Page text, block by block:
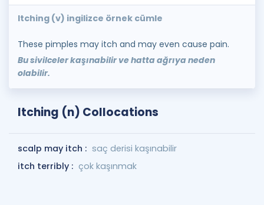
Itching (v) ingilizce örnek cümle
These pimples may itch and may even cause pain.
Bu sivilceler kaşınabilir ve hatta ağrıya neden
olabilir.
Itching (n) Collocations
scalp may itch : saç derisi kaşınabilir
itch terribly : çok kaşınmak